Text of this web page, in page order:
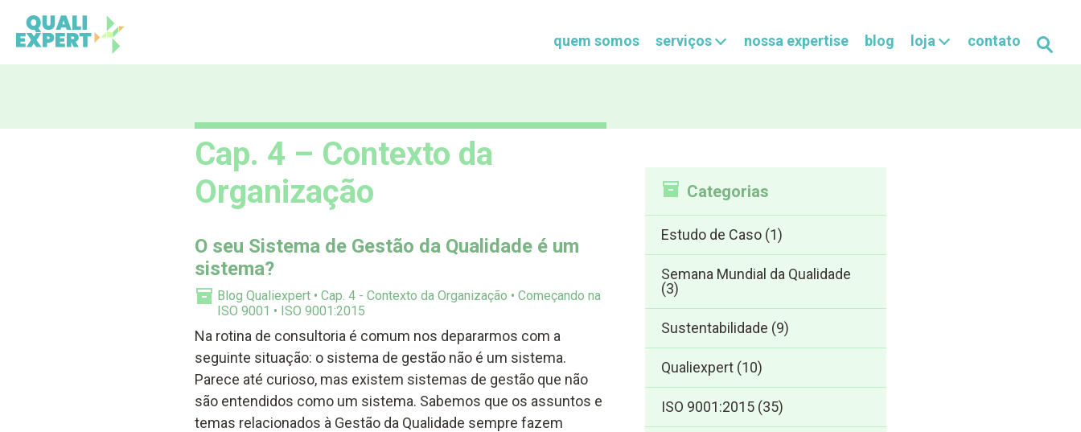
Qualiexpert
quem somos serviços nossa expertise blog loja contato
Buscar
Cap. 4 – Contexto da
Organização
O seu Sistema de Gestão da Qualidade é um
sistema?
Blog Qualiexpert Cap. 4 - Contexto da Organização
Começando na
ISO 9001
ISO 9001:2015
Na rotina de consultoria é comum nos depararmos com a
seguinte situação: o sistema de gestão não é um sistema.
Parece até curioso, mas existem sistemas de gestão que não
são entendidos como um sistema. Sabemos que os assuntos e
temas relacionados à Gestão da Qualidade sempre fazem
Categorias
Estudo de Caso (1)
Semana Mundial da Qualidade
(3)
Sustentabilidade (9)
Qualiexpert (10)
ISO 9001:2015 (35)